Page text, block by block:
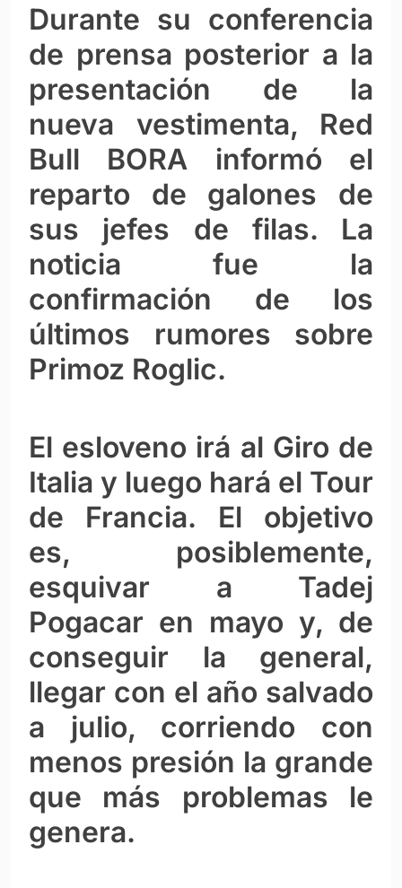
Durante su conferencia
de prensa posterior a la
presentación de la
nueva vestimenta, Red
Bull BORA informó el
reparto de galones de
sus jefes de filas. La
noticia fue la
confirmación de los
últimos rumores sobre
Primoz Roglic.
El esloveno irá al Giro de
Italia y luego hará el Tour
de Francia. El objetivo
es, posiblemente,
esquivar a Tadej
Pogacar en mayo y, de
conseguir la general,
llegar con el año salvado
a julio, corriendo con
menos presión la grande
que más problemas le
genera.